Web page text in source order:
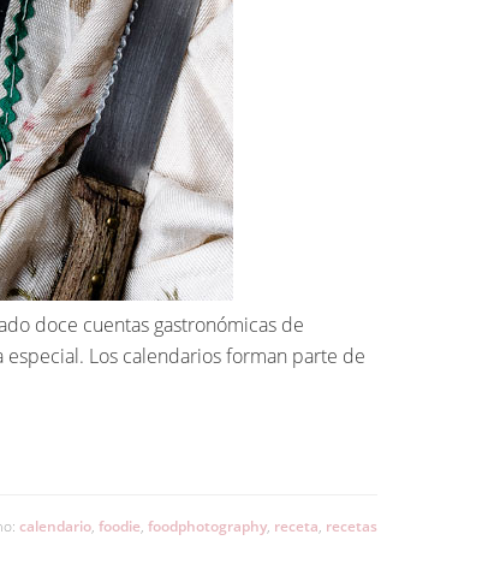
doce cuentas gastronómicas de
Los calendarios forman parte de
calendario, foodie, foodphotography, receta, recetas